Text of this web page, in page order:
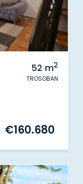
52 m2
TROSOBAN
€160.680